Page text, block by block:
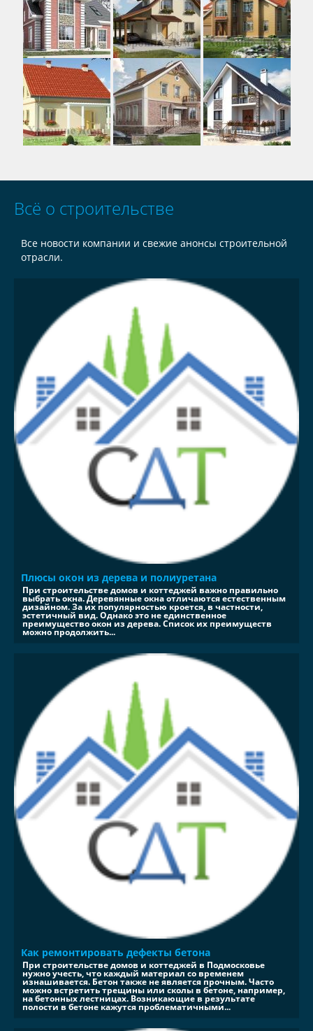
Всё о строительстве
Все новости компании и свежие анонсы строительной
отрасли.
Плюсы окон из дерева и полиуретана
При строительстве домов и коттеджей важно правильно
выбрать окна. Деревянные окна отличаются естественным
дизайном. За их популярностью кроется, в частности,
эстетичный вид. Однако это не единственное
преимущество окон из дерева. Список их преимуществ
можно продолжить...
Как ремонтировать дефекты бетона
При строительстве домов и коттеджей в Подмосковье
нужно учесть, что каждый материал со временем
изнашивается. Бетон также не является прочным. Часто
можно встретить трещины или сколы в бетоне, например,
на бетонных лестницах. Возникающие в результате
полости в бетоне кажутся проблематичными...